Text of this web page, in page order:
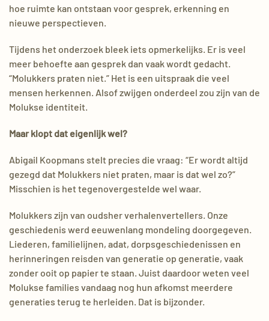
hoe ruimte kan ontstaan voor gesprek, erkenning en
nieuwe perspectieven.
Tijdens het onderzoek bleek iets opmerkelijks. Er is veel
meer behoefte aan gesprek dan vaak wordt gedacht.
“Molukkers praten niet.” Het is een uitspraak die veel
mensen herkennen. Alsof zwijgen onderdeel zou zijn van de
Molukse identiteit.
Maar klopt dat eigenlijk wel?
Abigail Koopmans stelt precies die vraag: “Er wordt altijd
gezegd dat Molukkers niet praten, maar is dat wel zo?”
Misschien is het tegenovergestelde wel waar.
Molukkers zijn van oudsher verhalenvertellers. Onze
geschiedenis werd eeuwenlang mondeling doorgegeven.
Liederen, familielijnen, adat, dorpsgeschiedenissen en
herinneringen reisden van generatie op generatie, vaak
zonder ooit op papier te staan. Juist daardoor weten veel
Molukse families vandaag nog hun afkomst meerdere
generaties terug te herleiden. Dat is bijzonder.